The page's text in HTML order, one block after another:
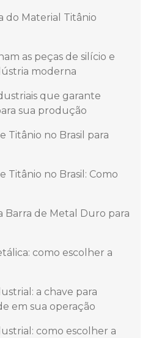
do Material Titânio
as peças de silício e
moderna
que garante
sua produção
Titânio no Brasil para
Titânio no Brasil: Como
Barra de Metal Duro para
como escolher a
a chave para
em sua operação
como escolher a